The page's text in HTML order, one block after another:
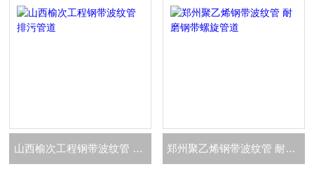
山西榆次工程钢带波纹管 排污管道 郑州聚乙烯钢带波纹管 耐磨钢带螺旋管道